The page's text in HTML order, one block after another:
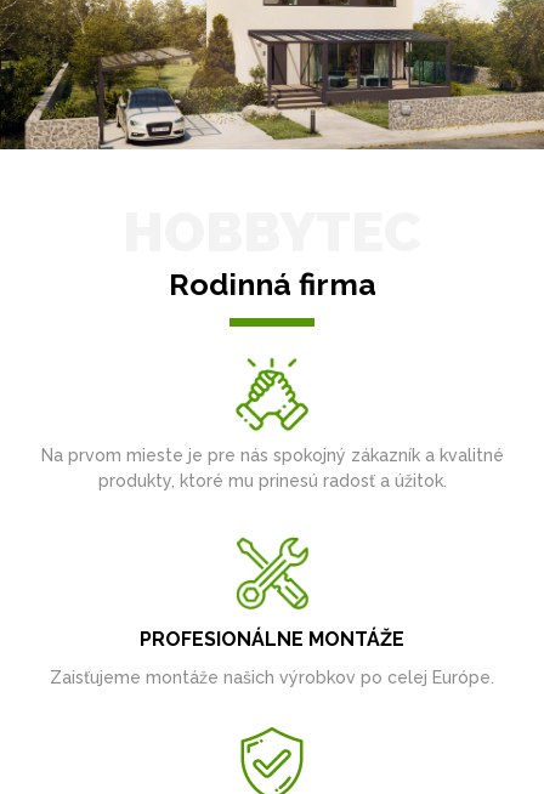
Rodinná firma
Na prvom mieste je pre nás spokojný zákazník a kvalitné
produkty, ktoré mu prinesú radosť a úžitok.
PROFESIONÁLNE MONTÁŽE
Zaisťujeme montáže našich výrobkov po celej Európe.